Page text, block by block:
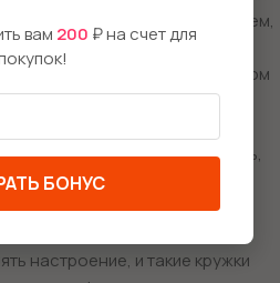
стать кружка с изображением,
как ваш близкий
керамическую кружку с принтом
аниме-мотив — милые
так и стильные рисунки,
этого знака: двойственность,
Также в качестве подарка
с фразами, которые
или их юмор. Забавные
настроение, и такие кружки
вам 200 ₽ на счет для
БОНУС